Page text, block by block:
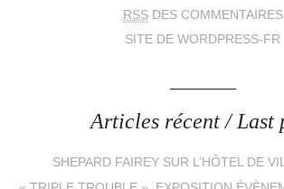
RSSDES COMMENTAIRES
SITE DE WORDPRESS-FR
Articles récent / Last
SHEPARD FAIREY SUR L’HÔTEL DE